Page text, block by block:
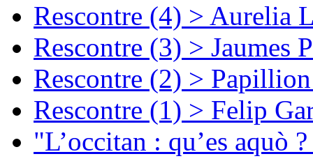
Rescontre (4) > Aurelia
Rescontre (3) > Jaumes
Rescontre (2) >
Rescontre (1) > Felip
"L’occitan : qu’es aquò